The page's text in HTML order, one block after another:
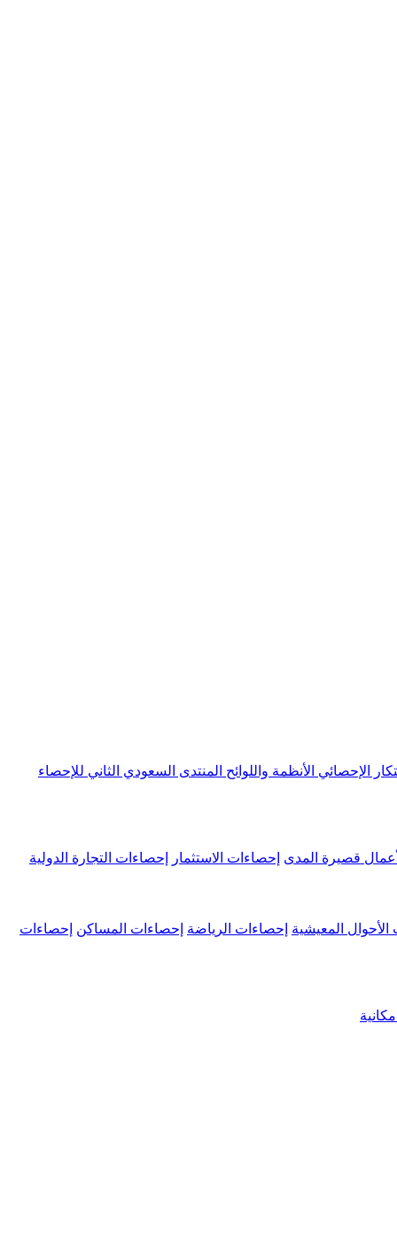
الإحصائي الأنظمة واللوائح المنتدى السعودي الثاني للإحصاء
قصيرة المدى إحصاءات الاستثمار إحصاءات التجارة الدولية
الأحوال المعيشية إحصاءات الرياضة إحصاءات المساكن إحصاءات